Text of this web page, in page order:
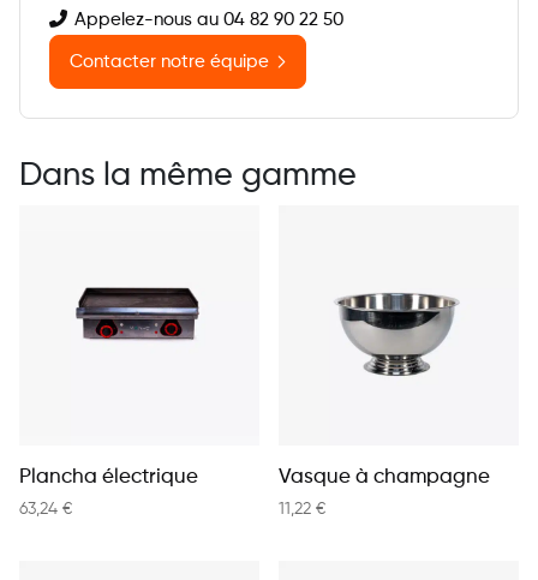
Appelez-nous au 04 82 90 22 50
Contacter notre équipe
Dans la même gamme
Plancha électrique
63,24 €
Vasque à champagne
11,22 €